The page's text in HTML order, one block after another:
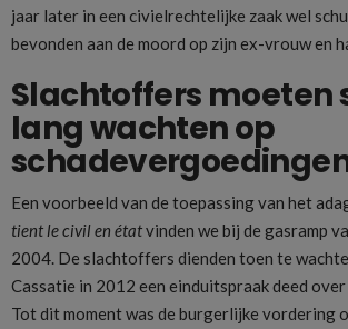
jaar later in een civielrechtelijke zaak wel
bevonden aan de moord op zijn ex-vrouw en
Slachtoffers moeten
lang wachten op
Een voorbeeld van de toepassing van het
tient le civil en étatvinden we bij de gasramp
2004. De slachtoffers dienden toen te
Cassatie in 2012 een einduitspraak deed
Tot dit moment was de burgerlijke vordering